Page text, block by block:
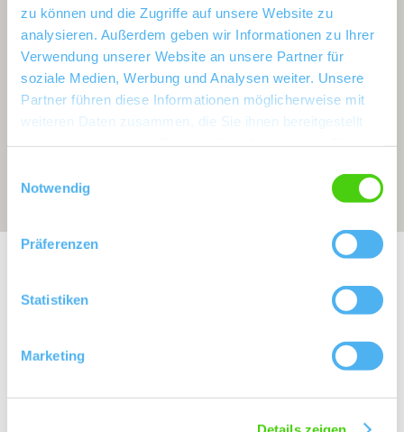
zu können und die Zugriffe auf unsere Website zu
analysieren. Außerdem geben wir Informationen zu Ihrer
Verwendung unserer Website an unsere Partner für
soziale Medien, Werbung und Analysen weiter. Unsere
Partner führen diese Informationen möglicherweise mit
weiteren Daten zusammen, die Sie ihnen bereitgestellt
Notwendig
Präferenzen
Statistiken
Marketing
Exposition:Südost